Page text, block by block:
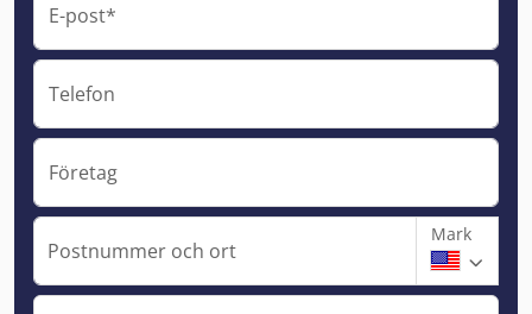
E-post*
Telefon
Företag
Postnummer och ort
Mark